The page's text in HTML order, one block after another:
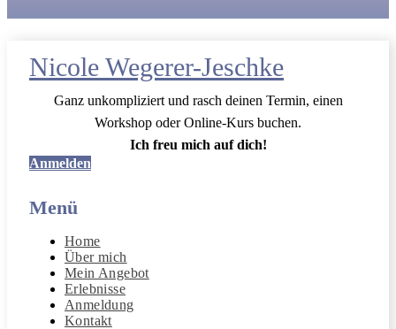
Nicole Wegerer-Jeschke
Ganz unkompliziert und rasch deinen Termin, einen
Workshop oder Online-Kurs buchen.
Ich freu mich auf dich!
Anmelden
Menü
Home
Über mich
Mein Angebot
Erlebnisse
Anmeldung
Kontakt